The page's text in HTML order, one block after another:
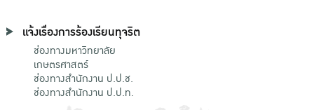
แจ้งเรื่องการร้องเรียนทุจริต
ช่องทางมหาวิทยาลัย
เกษตรศาสตร์
ช่องทางสำนักงาน ป.ป.ช.
ช่องทางสำนักงาน ป.ป.ท.